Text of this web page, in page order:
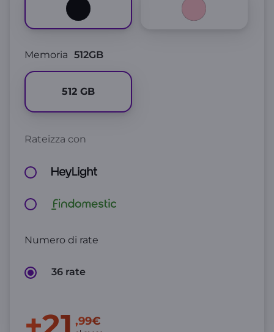
Memoria 512GB
512 GB
Rateizza con
Numero di rate
36 rate
,99€